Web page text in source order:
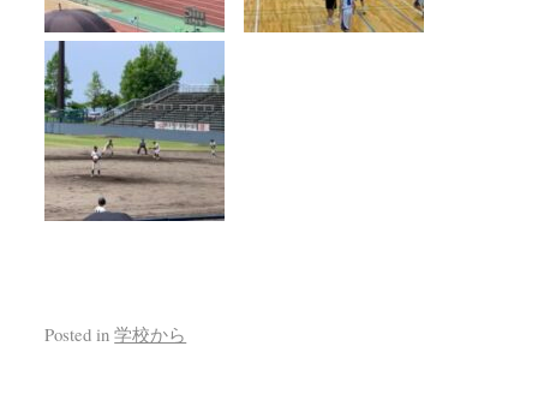
Posted in 学校から